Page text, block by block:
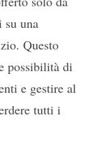
una
Questo
possibilità di
e gestire al
tutti i